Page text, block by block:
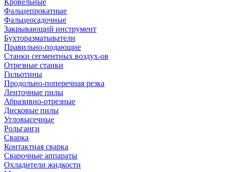
Кровельные
Фальцепрокатные
Фальцеосадочные
Закрывающий инструмент
Бухторазматыватели
Правильно-подающие
Станки сегментных воздух-ов
Отрезные станки
Гильотины
Продольно-поперечная резка
Ленточные пилы
Абразивно-отрезные
Дисковые пилы
Угловысечные
Рольганги
Сварка
Контактная сварка
Сварочные аппараты
Охладители жидкости